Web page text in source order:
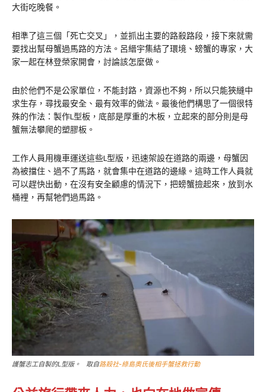
大街吃晚餐。
相準了這三個「死亡交叉」，並抓出主要的路殺路段，接下來就需
要找出幫母蟹過馬路的方法。呂縉宇集結了環境、螃蟹的專家，大
家一起在林登榮家開會，討論該怎麼做。
由於他們不是公家單位，不能封路，資源也不夠，所以只能狹縫中
求生存，尋找最安全、最有效率的做法。最後他們構思了一個很特
殊的作法：製作L型板，底部是厚重的木板，立起來的部分則是母
蟹無法攀爬的塑膠板。
工作人員用機車運送這些L型版，迅速架設在道路的兩邊，母蟹因
為被擋住、過不了馬路，就會集中在道路的邊緣。這時工作人員就
可以趕快出動，在沒有安全顧慮的情況下，把螃蟹撿起來，放到水
桶裡，再幫牠們過馬路。
護蟹志工自製的L型版。 取自路殺社-綠島奧氏後相手蟹拯救行動